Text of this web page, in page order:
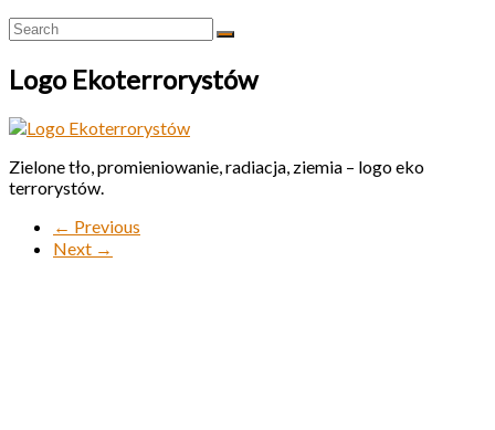
Logo Ekoterrorystów
Zielone tło, promieniowanie, radiacja, ziemia – logo eko
terrorystów.
← Previous
Next →